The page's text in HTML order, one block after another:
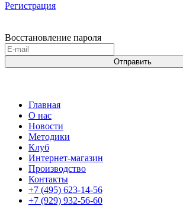
Регистрация
Восстановление пароля
Отправить
Главная
О нас
Новости
Методики
Клуб
Интернет-магазин
Производство
Контакты
+7 (495) 623-14-56
+7 (929) 932-56-60